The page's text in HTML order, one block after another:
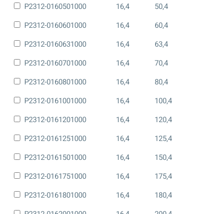
P2312-0160501000
16,4
50,4
P2312-0160601000
16,4
60,4
P2312-0160631000
16,4
63,4
P2312-0160701000
16,4
70,4
P2312-0160801000
16,4
80,4
P2312-0161001000
16,4
100,4
P2312-0161201000
16,4
120,4
P2312-0161251000
16,4
125,4
P2312-0161501000
16,4
150,4
P2312-0161751000
16,4
175,4
P2312-0161801000
16,4
180,4